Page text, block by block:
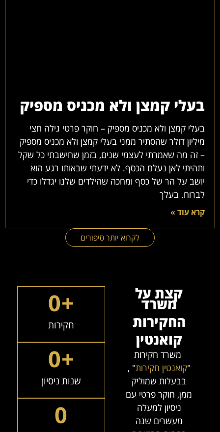
בעלי קמצן ולא מכניס מספיק
בעלי קמצן ולא מכניס מספיק – חוקר פרטי גילה חצי
מיליון דולר שהסתיר ממני בעלי קמצן ולא מכניס מספיק
– זה מה שאמרתי לעצמי שנים, בזמן שחישבתי כל שקל
ותהיתי לאן נעלם הכסף. לא ידעתי שבאותו רגע הוא
יושב על הר של כסף ומחכה שהילדים שלנו יגדלו כדי
לברוח. בעלך
קרא עוד »
לקרוא יותר סיפורים
חקירות
+
0
שנות ניסיון
+
0
0
קצת על
משרד
החקירות
קואנטין
משרד חקירות
"קואנטין חקירות" ,
בבעלות שמוליק
ממן, חוקר פרטי עם
ניסיון למעלה
מעשרים שנה